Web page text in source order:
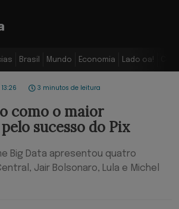
Brasil Mundo Economia Lado oa!
3 minutos de leitura
como o maior
sucesso do Pix
Big Data apresentou quatro
Jair Bolsonaro, Lula e Michel